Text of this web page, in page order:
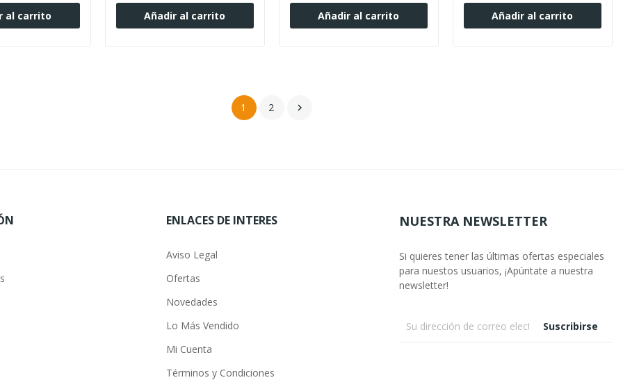
al carrito Añadir al carrito Añadir al carrito Añadir al carrito
1 2 
ENLACES DE INTERES
Aviso Legal
Ofertas
Novedades
Lo Más Vendido
Mi Cuenta
Términos y Condiciones
NUESTRA NEWSLETTER
Si quieres tener las últimas ofertas especiales
para nuestos usuarios, ¡Apúntate a nuestra
newsletter!
Suscribirse